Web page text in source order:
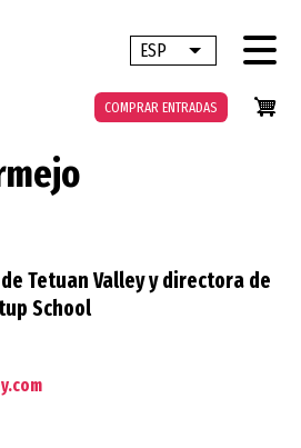
ESP Lista adicional
COMPRAR ENTRADAS
de Tetuan Valley y directora de
School